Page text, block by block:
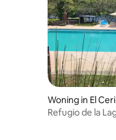
Woning in El
Refugio de la